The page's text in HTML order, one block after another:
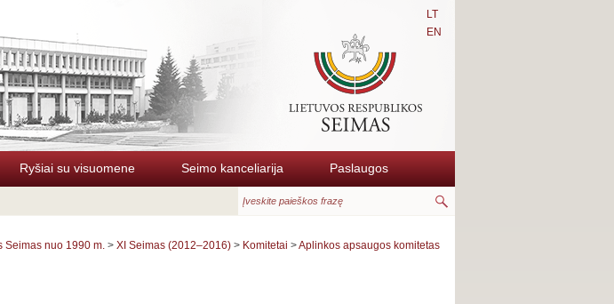
LT
EN
Ryšiai su visuomene Seimo kanceliarija Paslaugos
Seimas nuo 1990 m. > XI Seimas (2012–2016) > Komitetai >Aplinkos apsaugos komitetas